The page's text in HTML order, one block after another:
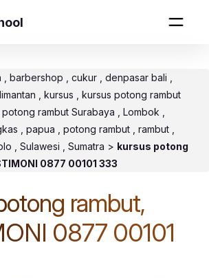
barbershop cukur
denpasar bali
kursus
kursus potong rambut
rambut Surabaya
Lombok
papua potong rambut
rambut
Sulawesi Sumatra > kursus potong
0877 00101 333
rambut,
0877 00101